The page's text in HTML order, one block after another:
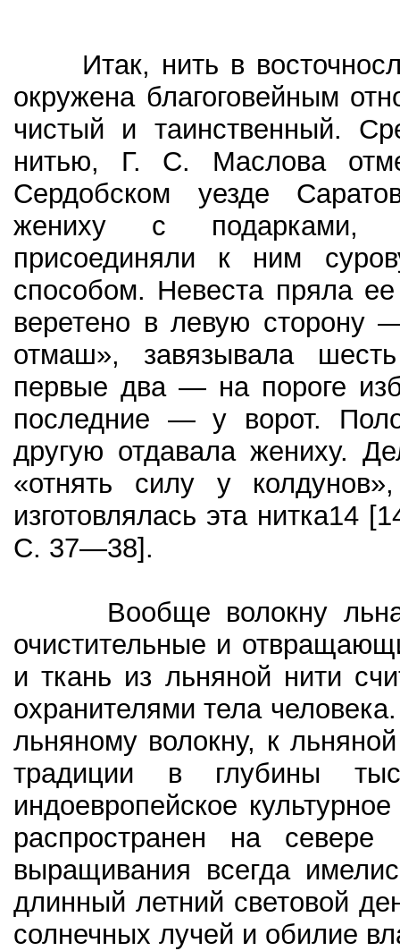
Итак, нить в
окружена благоговейным
чистый и таинственный.
нитью, Г. С. Маслова
Сердобском уезде
жениху с подарками,
присоединяли к ним
способом. Невеста пряла
веретено в левую сторону
отмаш», завязывала
первые два — на пороге
последние — у ворот.
другую отдавала жениху.
«отнять силу у
изготовлялась эта нитка14
С. 37—38].
Вообще волокну льна
очистительные и
и ткань из льняной нити
охранителями тела
льняному волокну, к
традиции в глубины
индоевропейское
распространен на
выращивания всегда
длинный летний световой
солнечных лучей и обилие